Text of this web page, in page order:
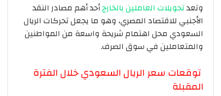
وتعدتحويلات العاملين بالخارجأحد أهم مصادر النقد
الأجنبي للاقتصاد المصري، وهو ما يجعل تحركات الريال
السعودي محل اهتمام شريحة واسعة من المواطنين
والمتعاملين في سوق الصرف.
توقعات سعر الريال السعودي خلال الفترة
المقبلة